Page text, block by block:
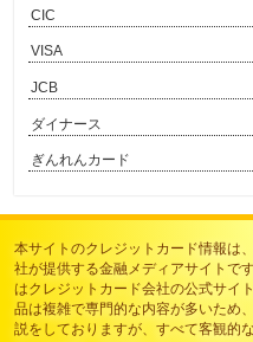
CIC
VISA
JCB
ダイナース
ぎんれんカード
本サイトのクレジットカード情報は、
社が提供する金融メディアサイトで
はクレジットカード会社の公式サイ
品は複雑で専門的な内容が多いため
説をしておりますが、すべて客観的